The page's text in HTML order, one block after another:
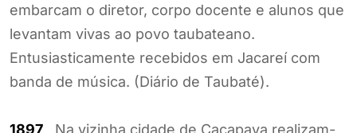
embarcam o diretor, corpo docente e alunos que
levantam vivas ao povo taubateano.
Entusiasticamente recebidos em Jacareí com
banda de música. (Diário de Taubaté).
1897 Na vizinha cidade de Caçapava realizam-